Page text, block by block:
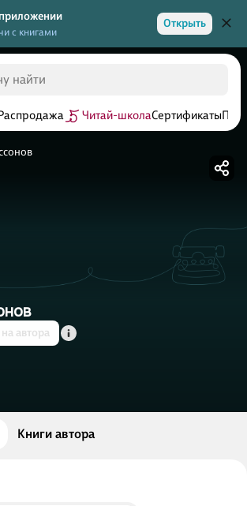
с книгами
Открыть
Читай-школаСертификаты
автора
Книги автора